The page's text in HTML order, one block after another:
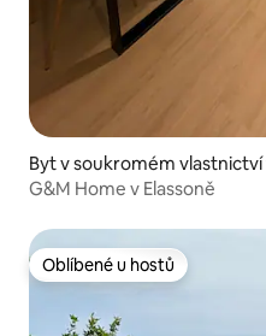
Byt v soukromém vlastnictví
a
G&M Home v Elassoně
Oblíbené u hostů
Oblíbené u hostů